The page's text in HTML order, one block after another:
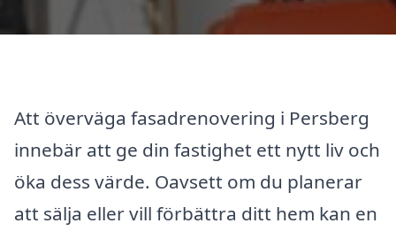
Att överväga fasadrenovering i Persberg
innebär att ge din fastighet ett nytt liv och
öka dess värde. Oavsett om du planerar
att sälja eller vill förbättra ditt hem kan en